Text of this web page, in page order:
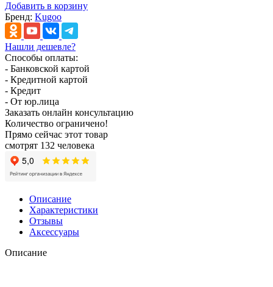
Добавить в корзину
Бренд: Kugoo
Нашли дешевле?
Способы оплаты:
- Банковской картой
- Кредитной картой
- Кредит
- От юр.лица
Заказать онлайн консультацию
Количество ограничено!
Прямо сейчас этот товар
смотрят 132 человека
Описание
Характеристики
Отзывы
Аксессуары
Описание